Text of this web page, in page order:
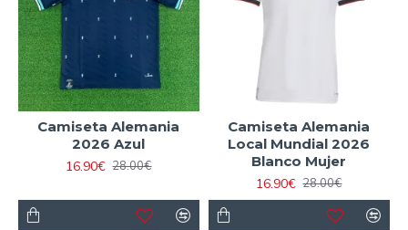
Camiseta Alemania
2026 Azul
16.90€ 28.00€
Camiseta Alemania
Local Mundial 2026
Blanco Mujer
16.90€ 28.00€